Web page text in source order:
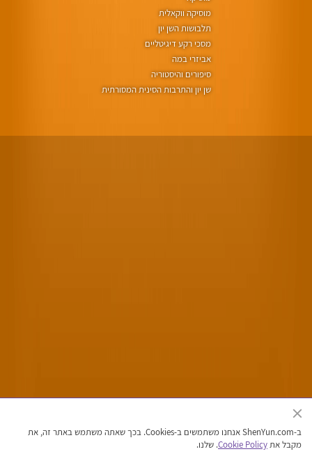
מוסיקה ווקאלית
תלבושות השן יון
מסכי רקע דיגיטליים
אביזרי במה
סיפורים והיסטוריה
שן יון והתרבות הסינית המסורתית
זכויות יוצרים © 2026 שן יון אמנויות הבמה. כל הזכויות שמורות
ב-ShenYun.com אנחנו משתמשים ב-Cookies. בכך שאתה משתמש באתר זה, את
מקבל אתCookie Policy. שלנו.